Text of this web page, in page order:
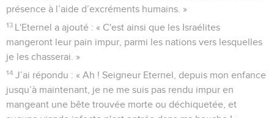
présence à l’aide d’excréments humains. »
13 L'Eternel a ajouté : « C'est ainsi que les Israélites
mangeront leur pain impur, parmi les nations vers lesquelles
je les chasserai. »
14 J’ai répondu : « Ah ! Seigneur Eternel, depuis mon enfance
jusqu’à maintenant, je ne me suis pas rendu impur en
mangeant une bête trouvée morte ou déchiquetée, et